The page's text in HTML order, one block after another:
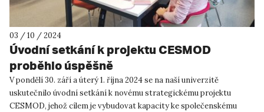
03 / 10 / 2024
Úvodní setkání k projektu CESMOD
proběhlo úspěšně
V pondělí 30. září a úterý 1. října 2024 se na naší univerzitě
uskutečnilo úvodní setkání k novému strategickému projektu
CESMOD, jehož cílem je vybudovat kapacity ke společenskému